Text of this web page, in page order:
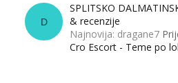
D
SPLITSKO
& recenzije
Najnovija: dragane7
Cro Escort - Teme po